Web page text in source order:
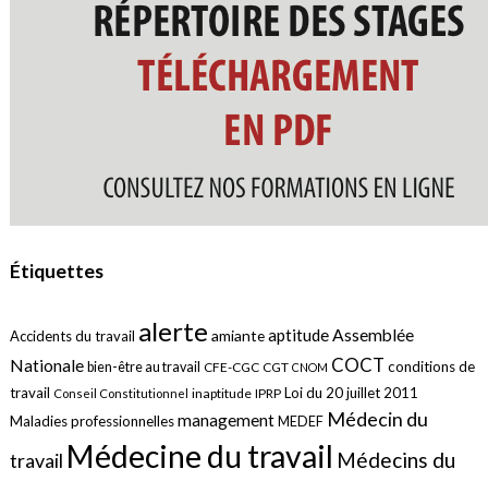
Étiquettes
Accidents du travail alerte amianteaptitude Assemblée
Nationale bien-être au travail CFE-CGC CGT CNOM COCT conditions de
travail Conseil Constitutionnel inaptitude IPRP Loi du 20 juillet 2011
Maladies professionnellesmanagement MEDEF Médecin du
travail Médecine du travail Médecins du